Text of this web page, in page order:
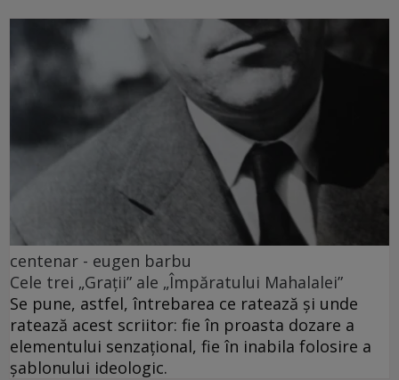
centenar - eugen barbu
Cele trei „Grații” ale „Împăratului Mahalalei”
Se pune, astfel, întrebarea ce ratează și unde
ratează acest scriitor: fie în proasta dozare a
elementului senzațional, fie în inabila folosire a
șablonului ideologic.